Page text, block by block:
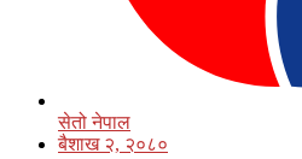
सेतो नेपाल
बैशाख २, २०८०